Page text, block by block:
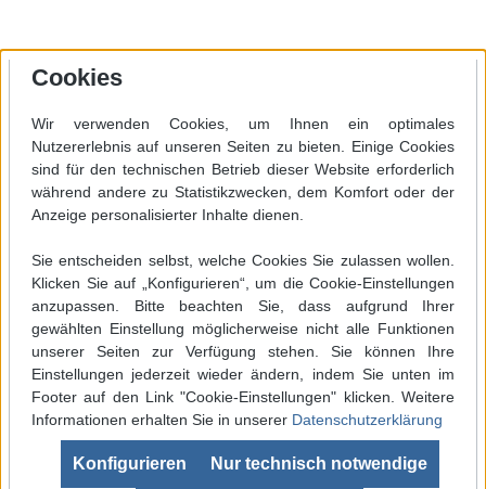
Werkzeugleiste anzeigen
Cookies
Wir verwenden Cookies, um Ihnen ein optimales
Nutzererlebnis auf unseren Seiten zu bieten. Einige Cookies
sind für den technischen Betrieb dieser Website erforderlich
während andere zu Statistikzwecken, dem Komfort oder der
Anzeige personalisierter Inhalte dienen.
Sie entscheiden selbst, welche Cookies Sie zulassen wollen.
Klicken Sie auf „Konfigurieren“, um die Cookie-Einstellungen
anzupassen. Bitte beachten Sie, dass aufgrund Ihrer
gewählten Einstellung möglicherweise nicht alle Funktionen
unserer Seiten zur Verfügung stehen. Sie können Ihre
Einstellungen jederzeit wieder ändern, indem Sie unten im
Footer auf den Link "Cookie-Einstellungen" klicken. Weitere
Informationen erhalten Sie in unserer Datenschutzerklärung
Nur technisch notwendige
Konfigurieren